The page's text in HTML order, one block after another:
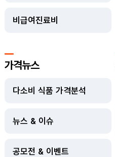
비급여진료비
가격뉴스
다소비 식품 가격분석
뉴스 & 이슈
공모전 & 이벤트